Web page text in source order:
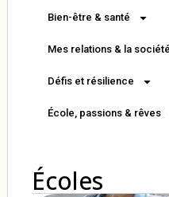
Bien-être & santé
Mes relations & la société
Défis et résilience
École, passions & rêves
Écoles